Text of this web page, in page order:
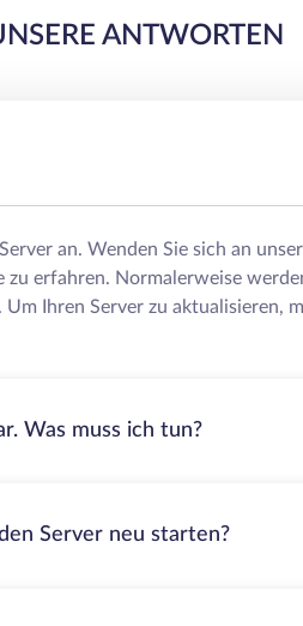
ANTWORTEN
an. Wenden Sie sich an
erfahren. Normalerweise
Ihren Server zu aktualisieren,
Was muss ich tun?
Server neu starten?